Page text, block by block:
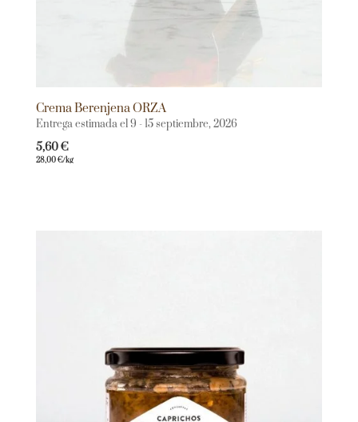
Crema Berenjena ORZA
Entrega estimada el 9 - 15 septiembre, 2026
5,60€
28,00€/kg